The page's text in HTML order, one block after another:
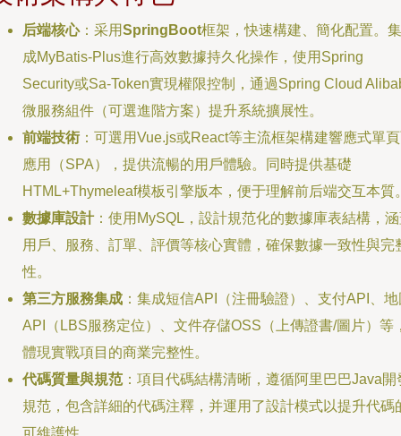
后端核心：采用SpringBoot框架，快速構建、簡化配置。集
成MyBatis-Plus進行高效數據持久化操作，使用Spring
Security或Sa-Token實現權限控制，通過Spring Cloud
微服務組件（可選進階方案）提升系統擴展性。
前端技術 ：可選用Vue.js或React等主流框架構建響應式單
應用（SPA），提供流暢的用戶體驗。同時提供基礎
HTML+Thymeleaf模板引擎版本，便于理解前后端交互本質
數據庫設計：使用MySQL，設計規范化的數據庫表結構，
用戶、服務、訂單、評價等核心實體，確保數據一致性與完
性。
第三方服務集成 ：集成短信API（注冊驗證）、支付API、
API（LBS服務定位）、文件存儲OSS（上傳證書/圖片）等
體現實戰項目的商業完整性。
代碼質量與規范：項目代碼結構清晰，遵循阿里巴巴Java開
規范，包含詳細的代碼注釋，并運用了設計模式以提升代碼
可維護性。